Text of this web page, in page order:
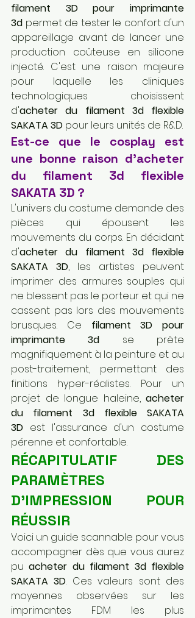
filament 3D pour imprimante
3d permet de tester le confort d'un
appareillage avant de lancer une
production coûteuse en silicone
injecté. C'est une raison majeure
pour laquelle les cliniques
technologiques choisissent
d'acheter du filament 3d flexible
SAKATA 3D pour leurs unités de R&D.
Est-ce que le cosplay est
une bonne raison d'acheter
du filament 3d flexible
SAKATA 3D ?
L'univers du costume demande des
pièces qui épousent les
mouvements du corps. En décidant
d'acheter du filament 3d flexible
SAKATA 3D, les artistes peuvent
imprimer des armures souples qui
ne blessent pas le porteur et qui ne
cassent pas lors des mouvements
brusques. Ce filament 3D pour
imprimante 3d se prête
magnifiquement à la peinture et au
post-traitement, permettant des
finitions hyper-réalistes. Pour un
projet de longue haleine, acheter
du filament 3d flexible SAKATA
3D est l'assurance d'un costume
pérenne et confortable.
RÉCAPITULATIF DES
PARAMÈTRES
D'IMPRESSION POUR
RÉUSSIR
Voici un guide scannable pour vous
accompagner dès que vous aurez
pu acheter du filament 3d flexible
SAKATA 3D. Ces valeurs sont des
moyennes observées sur les
imprimantes FDM les plus